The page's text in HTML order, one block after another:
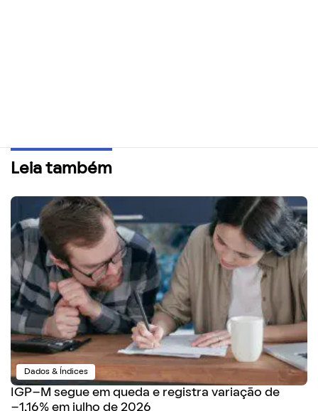
Leia também
Dados & Índices
IGP-M segue em queda e registra variação de
-1,16% em julho de 2026